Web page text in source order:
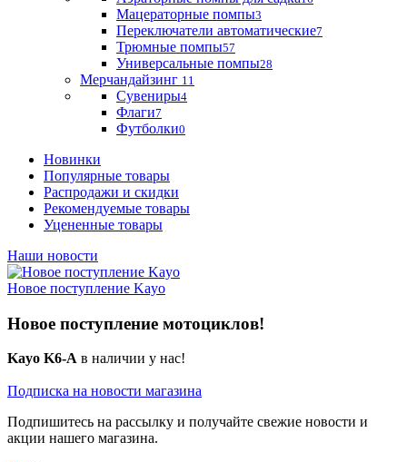
Мацераторные помпы3
Переключатели автоматические7
Трюмные помпы57
Универсальные помпы28
Мерчандайзинг 11
Сувениры4
Флаги7
Футболки0
Новинки
Популярные товары
Распродажи и скидки
Рекомендуемые товары
Уцененные товары
Наши новости
Новое поступление Kayo
Новое поступление мотоциклов!
Kayo K6-A в наличии у нас!
Подписка на новости магазина
Подпишитесь на рассылку и получайте свежие новости и
акции нашего магазина.